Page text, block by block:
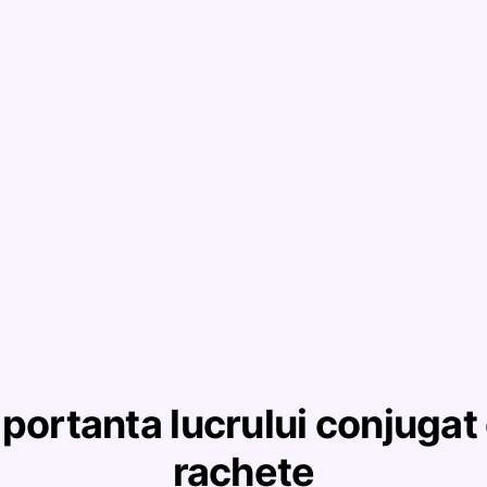
lucrului conjugat
rachete